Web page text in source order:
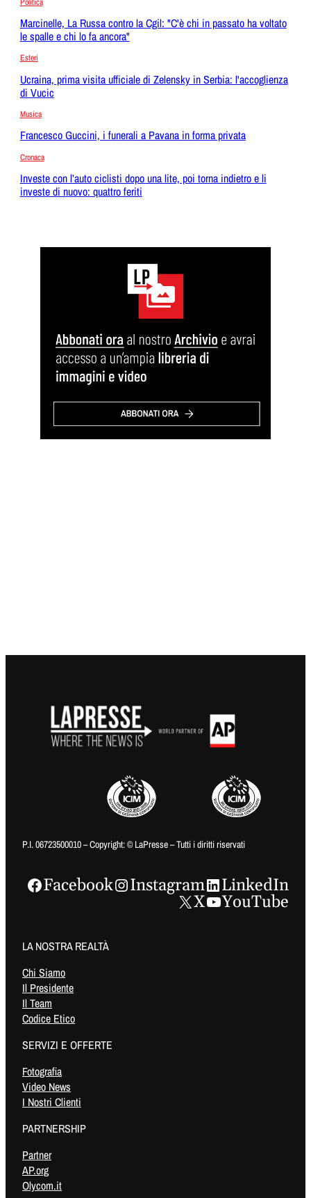
Marcinelle, La Russa contro la Cgil: "C'è chi in passato ha voltato
le spalle e chi lo fa ancora"
Esteri
Ucraina, prima visita ufficiale di Zelensky in Serbia: l'accoglienza
di Vucic
Musica
Francesco Guccini, i funerali a Pavana in forma privata
Cronaca
Investe con l’auto ciclisti dopo una lite, poi torna indietro e li
investe di nuovo: quattro feriti
P.I. 06723500010 – Copyright: © LaPresse – Tutti i diritti riservati
Facebook Instagram
LinkedIn
X
YouTube
LA NOSTRA REALTÀ
Chi Siamo
Il Presidente
Il Team
Codice Etico
SERVIZI E OFFERTE
Fotografia
Video News
I Nostri Clienti
PARTNERSHIP
Partner
AP.org
Olycom.it